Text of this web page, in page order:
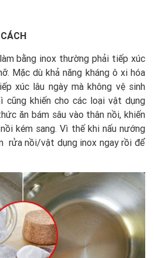
bằng inox thường phải tiếp xúc
Mặc dù khả năng kháng ô xi hóa
xúc lâu ngày mà không vệ sinh
cũng khiến cho các loại vật dụng
ăn bám sâu vào thân nồi, khiến
kém sang. Vì thế khi nấu nướng
rửa nồi/vật dụng inox ngay rồi để